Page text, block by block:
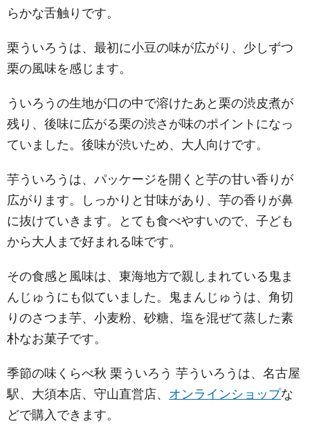
らかな舌触りです。
栗ういろうは、最初に小豆の味が広がり、少しずつ
栗の風味を感じます。
ういろうの生地が口の中で溶けたあと栗の渋皮煮が
残り、後味に広がる栗の渋さが味のポイントになっ
ていました。後味が渋いため、大人向けです。
芋ういろうは、パッケージを開くと芋の甘い香りが
広がります。しっかりと甘味があり、芋の香りが鼻
に抜けていきます。とても食べやすいので、子ども
から大人まで好まれる味です。
その食感と風味は、東海地方で親しまれている鬼ま
んじゅうにも似ていました。鬼まんじゅうは、角切
りのさつま芋、小麦粉、砂糖、塩を混ぜて蒸した素
朴なお菓子です。
季節の味くらべ秋 栗ういろう 芋ういろうは、名古屋
駅、大須本店、守山直営店、 オンラインショップな
どで購入できます。